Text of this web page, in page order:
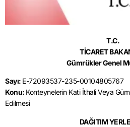
T.C.
TİCARET
Gümrükler Genel
Sayı: E-72093537-235-00104805767
Konu: Konteynelerin Kati İthali Veya
Edilmesi
DAĞITIM